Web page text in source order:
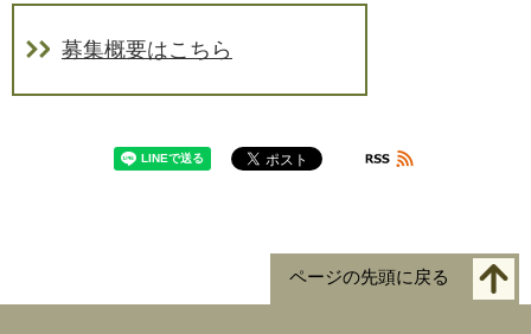
募集概要はこちら
ページの先頭に戻る